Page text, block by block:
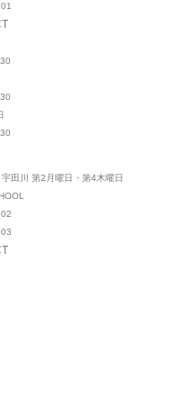
宇田川 第2月曜日・第4木曜日